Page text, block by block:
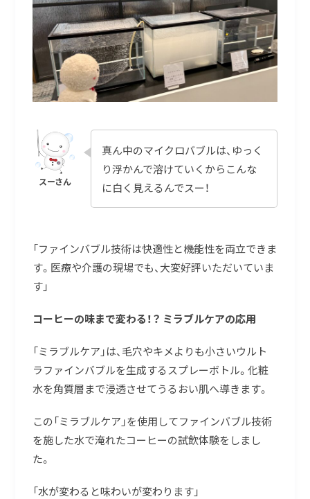
真ん中のマイクロバブルは、ゆっく
り浮かんで溶けていくからこんな
に白く見えるんでスー！
「ファインバブル技術は快適性と機能性を両立できま
す。医療や介護の現場でも、大変好評いただいていま
す」
コーヒーの味まで変わる！？ ミラブルケアの応用
「ミラブルケア」は、毛穴やキメよりも小さいウルト
ラファインバブルを生成するスプレーボトル。化粧
水を角質層まで浸透させてうるおい肌へ導きます。
この「ミラブルケア」を使用してファインバブル技術
を施した水で淹れたコーヒーの試飲体験をしまし
た。
「水が変わると味わいが変わります」